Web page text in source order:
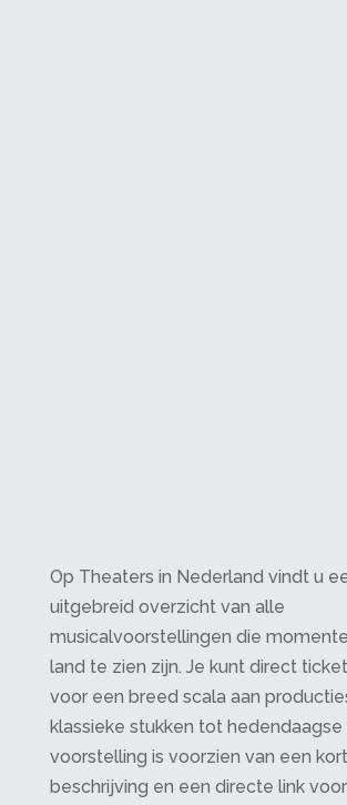
Op Theaters in Nederland vindt u
uitgebreid overzicht van alle
musicalvoorstellingen die
land te zien zijn. Je kunt direct
voor een breed scala aan
klassieke stukken tot hedendaagse
voorstelling is voorzien van een
beschrijving en een directe link voor